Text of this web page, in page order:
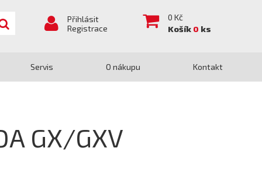
Přihlásit
Registrace
0 Kč
Košík 0 ks
Servis O nákupu Kontakt
GX/GXV